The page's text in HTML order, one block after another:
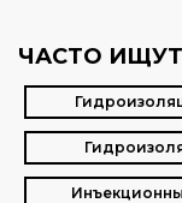
ЧАСТО